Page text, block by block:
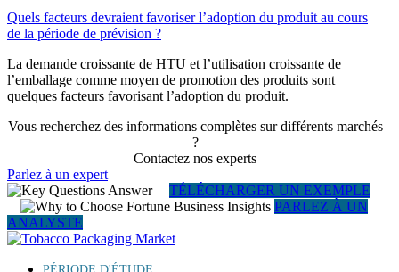
Quels facteurs devraient favoriser l’adoption du produit au cours
de la période de prévision ?
La demande croissante de HTU et l’utilisation croissante de
l’emballage comme moyen de promotion des produits sont
quelques facteurs favorisant l’adoption du produit.
Vous recherchez des informations complètes sur différents marchés
?
Contactez nos experts
Parlez à un expert
TÉLÉCHARGER UN EXEMPLE
PARLEZ À UN
ANALYSTE